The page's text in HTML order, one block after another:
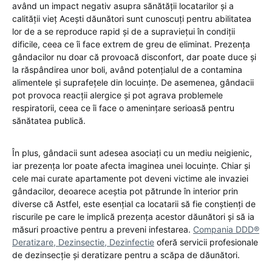
având un impact negativ asupra sănătății locatarilor și a
calității vieț Acești dăunători sunt cunoscuți pentru abilitatea
lor de a se reproduce rapid și de a supraviețui în condiții
dificile, ceea ce îi face extrem de greu de eliminat. Prezența
gândacilor nu doar că provoacă disconfort, dar poate duce și
la răspândirea unor boli, având potențialul de a contamina
alimentele și suprafețele din locuințe. De asemenea, gândacii
pot provoca reacții alergice și pot agrava problemele
respiratorii, ceea ce îi face o amenințare serioasă pentru
sănătatea publică.
În plus, gândacii sunt adesea asociați cu un mediu neigienic,
iar prezența lor poate afecta imaginea unei locuințe. Chiar și
cele mai curate apartamente pot deveni victime ale invaziei
gândacilor, deoarece aceștia pot pătrunde în interior prin
diverse că Astfel, este esențial ca locatarii să fie conștienți de
riscurile pe care le implică prezența acestor dăunători și să ia
măsuri proactive pentru a preveni infestarea. Compania DDD®
Deratizare, Dezinsectie, Dezinfectie oferă servicii profesionale
de dezinsecție și deratizare pentru a scăpa de dăunători.